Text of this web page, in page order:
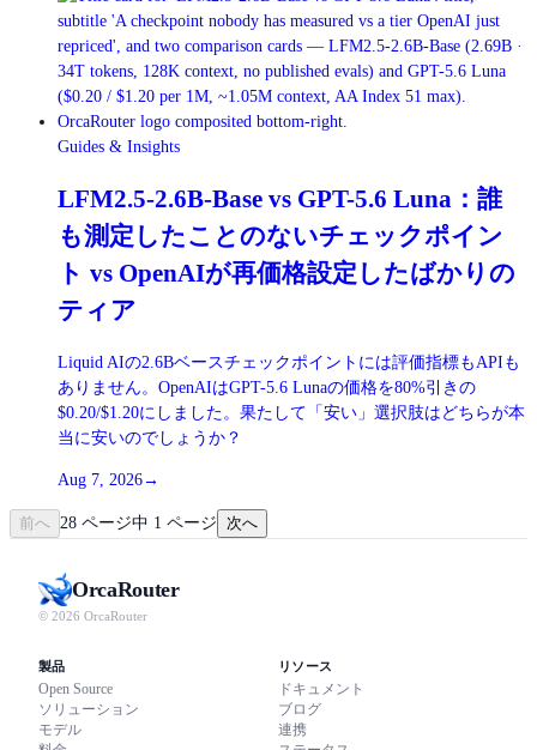
Guides & Insights
LFM2.5-2.6B-Base vs GPT-5.6 Luna：誰
も測定したことのないチェックポイン
ト vs OpenAIが再価格設定したばかりの
ティア
Liquid AIの2.6Bベースチェックポイントには評価指標もAPIも
ありません。OpenAIはGPT-5.6 Lunaの価格を80%引きの
$0.20/$1.20にしました。果たして「安い」選択肢はどちらが本
当に安いのでしょうか？
Aug 7, 2026→
前へ 28 ページ中 1 ページ 次へ
OrcaRouter
© 2026 OrcaRouter
製品
Open Source
ソリューション
モデル
リソース
ドキュメント
ブログ
連携